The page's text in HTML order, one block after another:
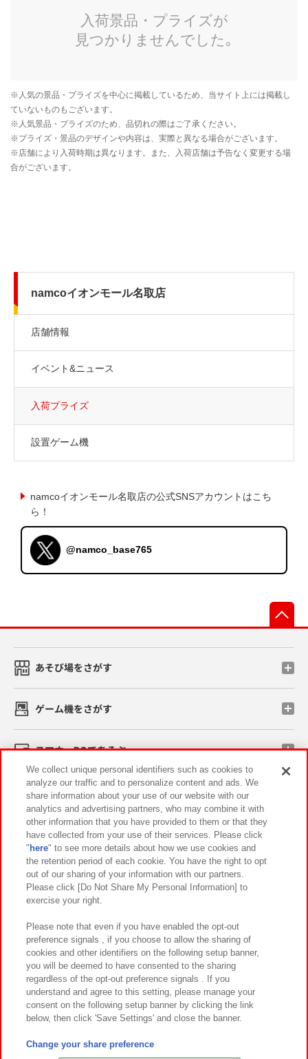
namcoイオンモール名取店
店舗情報
イベント&ニュース
入荷プライズ
設置ゲーム機
namcoイオンモール名取店の公式SNSアカウントはこち
ら！
@namco_base765
あそび場をさがす
ゲーム機をさがす
スマホ・PCであそぶ
イベント・キャンペーン
関連会社 サステナビリティ サイトポリシー
プライバシーポリシー ウェブアクセシビリティ方針と検証結果
お取引先さまとともに
カスタマーハラスメント対応方針 よくあるご質問・お問い合わせ
©Bandai Namco Amusement Inc.
©Bandai Namco Amusement Lab Inc.
We collect unique personal identifiers such as cookies to
analyze our traffic and to personalize content and ads. We
share information about your use of our website with our
analytics and advertising partners, who may combine it with
other information that you have provided to them or that they
have collected from your use of their services. Please click
" here" to see more details about how we use cookies and
the retention period of each cookie. You have the right to opt
out of our sharing of your information with our partners.
Please click [Do Not Share My Personal Information] to
exercise your right.
Please note that even if you have enabled the opt-out
preference signals , if you choose to allow the sharing of
cookies and other identifiers on the following setup banner,
you will be deemed to have consented to the sharing
regardless of the opt-out preference signals . If you
understand and agree to this setting, please manage your
consent on the following setup banner by clicking the link
below, then click 'Save Settings' and close the banner.
Change your share preference